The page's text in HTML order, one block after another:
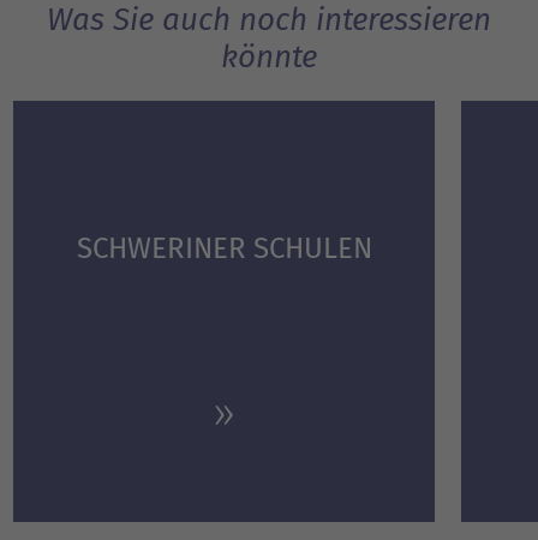
Was Sie auch noch interessieren
könnte
SCHWERINER SCHULEN